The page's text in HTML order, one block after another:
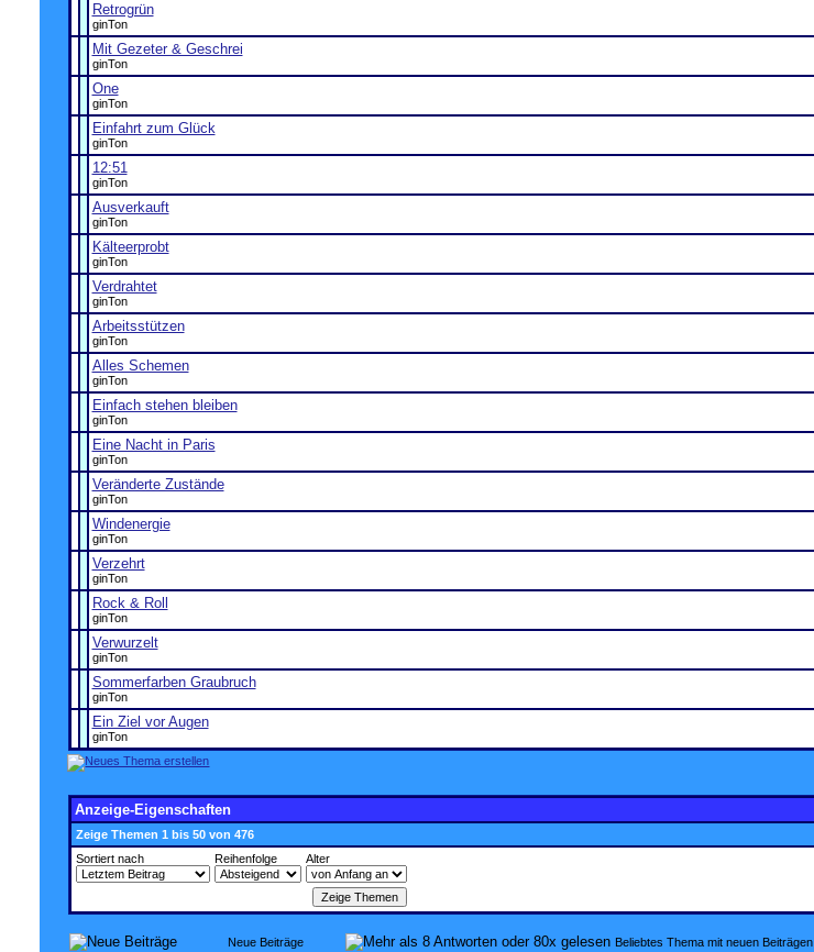
Retrogrün
ginTon
Mit Gezeter & Geschrei
ginTon
One
ginTon
Einfahrt zum Glück
ginTon
12:51
ginTon
Ausverkauft
ginTon
Kälteerprobt
ginTon
Verdrahtet
ginTon
Arbeitsstützen
ginTon
Alles Schemen
ginTon
Einfach stehen bleiben
ginTon
Eine Nacht in Paris
ginTon
Veränderte Zustände
ginTon
Windenergie
ginTon
Verzehrt
ginTon
Rock & Roll
ginTon
Verwurzelt
ginTon
Sommerfarben Graubruch
ginTon
Ein Ziel vor Augen
ginTon
Anzeige-Eigenschaften
Zeige Themen 1 bis 50 von 476
Sortiert nach
Reihenfolge Alter
Neue Beiträge Beliebtes Thema mit neuen Beiträgen